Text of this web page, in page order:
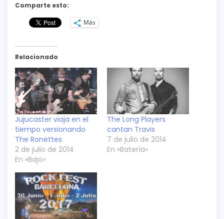
Comparte esto:
Más
Relacionado
Jujucaster viaja en el
tiempo versionando
The Ronettes
2 de julio de 2014
En «Bajo»
The Long Players
cantan Travis
7 de julio de 2014
En «Batería»